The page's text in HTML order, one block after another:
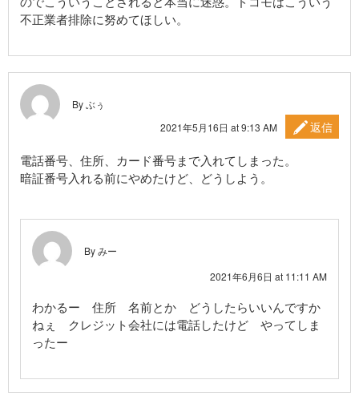
不正業者排除に努めてほしい。
By ぶぅ
2021年5月16日 at 9:13 AM
返信
電話番号、住所、カード番号まで入れてしまった。
暗証番号入れる前にやめたけど、どうしよう。
By みー
2021年6月6日 at 11:11 AM
わかるー 住所 名前とか どうしたらいいんですか
ねぇ クレジット会社には電話したけど やってしま
ったー